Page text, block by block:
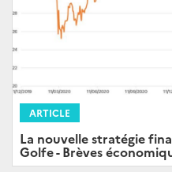
ARTICLE
La nouvelle stratégie
Golfe - Brèves